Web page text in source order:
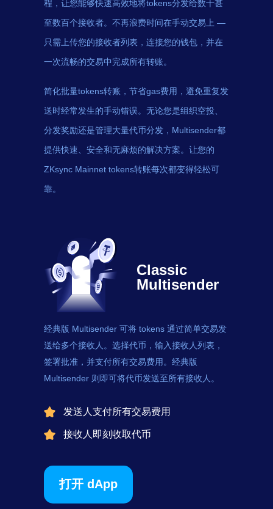
程，让您能够快速高效地将tokens分发给数十甚
至数百个接收者。不再浪费时间在手动交易上 —
只需上传您的接收者列表，连接您的钱包，并在
一次流畅的交易中完成所有转账。
简化批量tokens转账，节省gas费用，避免重复发
送时经常发生的手动错误。无论您是组织空投、
分发奖励还是管理大量代币分发，Multisender都
提供快速、安全和无麻烦的解决方案。让您的
ZKsync Mainnet tokens转账每次都变得轻松可
靠。
Classic
Multisender
经典版 Multisender 可将 tokens 通过简单交易发
送给多个接收人。选择代币，输入接收人列表，
签署批准，并支付所有交易费用。经典版
Multisender 则即可将代币发送至所有接收人。
发送人支付所有交易费用
接收人即刻收取代币
打开 dApp